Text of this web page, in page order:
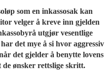
som en inkassosak kan
velger å kreve inn gjelden
utgjør vesentlige
det mye å si hvor aggressiv
det gjelder å benytte lovens
ønsker rettslige skritt.